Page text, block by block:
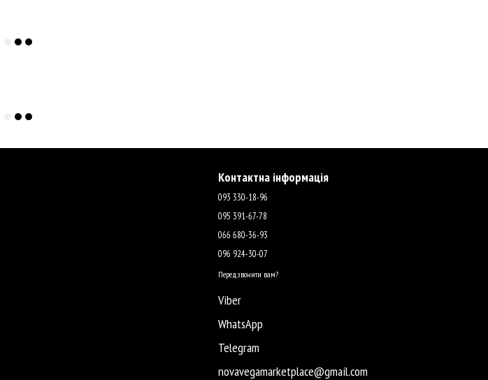
Контактна інформація
093 330-18-96
095 391-67-78
066 680-36-93
096 924-30-07
Передзвонити вам?
Viber
WhatsApp
Telegram
novavegamarketplace@gmail.com